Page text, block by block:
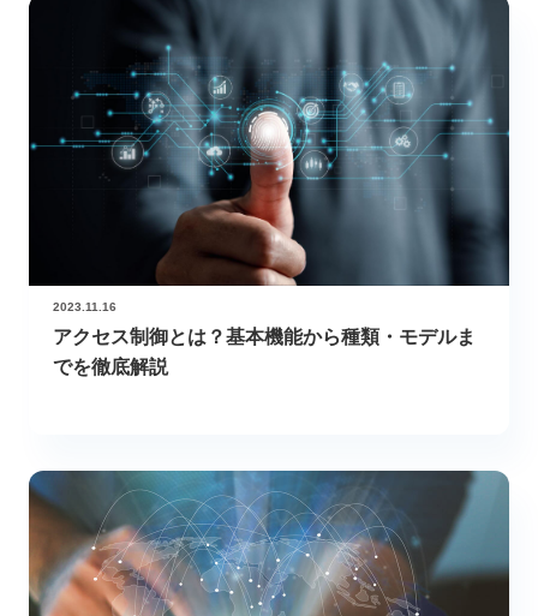
2023.11.16
アクセス制御とは？基本機能から種類・モデルま
でを徹底解説